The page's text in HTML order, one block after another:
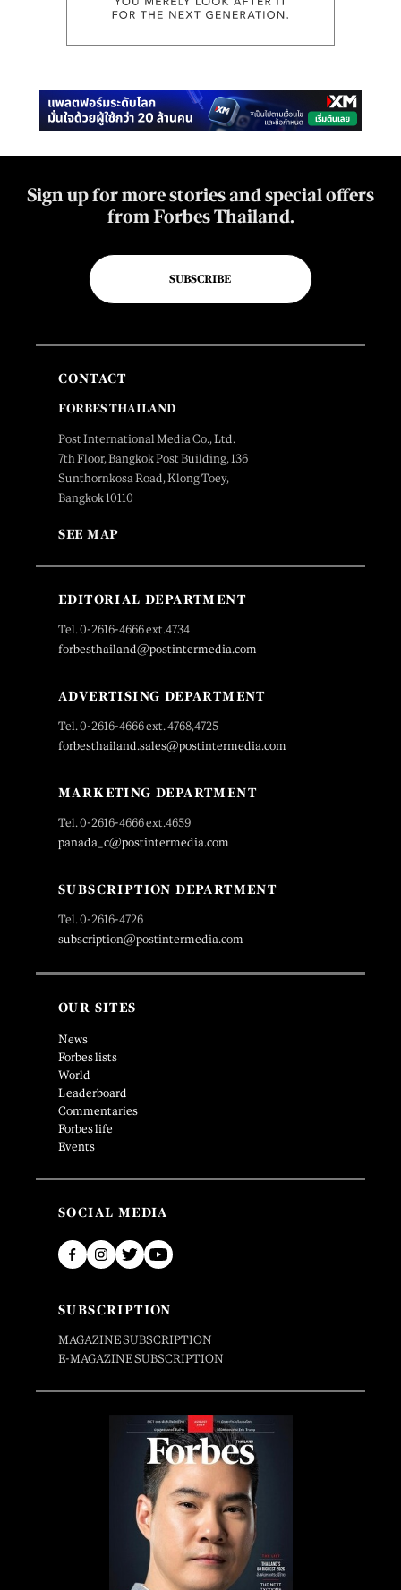
Sign up for more stories and special offers
from Forbes Thailand.
SUBSCRIBE
CONTACT
FORBES THAILAND
Post International Media Co., Ltd.
7th Floor, Bangkok Post Building, 136
Sunthornkosa Road, Klong Toey,
Bangkok 10110
SEE MAP
EDITORIAL DEPARTMENT
Tel. 0-2616-4666 ext.4734
forbesthailand@postintermedia.com
ADVERTISING DEPARTMENT
Tel. 0-2616-4666 ext. 4768,4725
forbesthailand.sales@postintermedia.com
MARKETING DEPARTMENT
Tel. 0-2616-4666 ext.4659
panada_c@postintermedia.com
SUBSCRIPTION DEPARTMENT
Tel. 0-2616-4726
subscription@postintermedia.com
OUR SITES
News
Forbes lists
World
Leaderboard
Commentaries
Forbes life
Events
SOCIAL MEDIA
SUBSCRIPTION
MAGAZINE SUBSCRIPTION
E-MAGAZINE SUBSCRIPTION